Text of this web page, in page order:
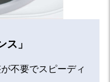
」
不要でスピーディ